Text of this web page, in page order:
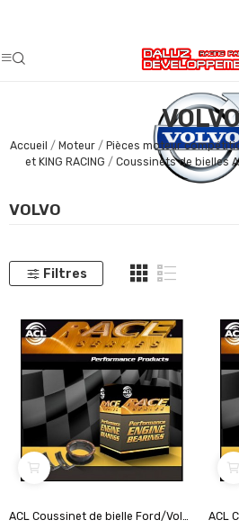
Accueil Moteur Pièces moteur
et KING RACING
Coussinets de bielles
VOLVO
Filtres